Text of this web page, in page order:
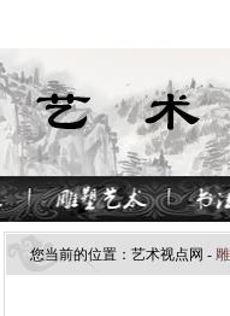
您当前的位置： 艺术视点网 -